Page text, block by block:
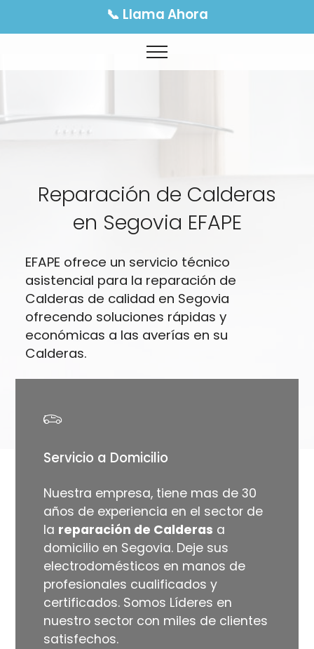
📞 Llama Ahora
Reparación de Calderas
en Segovia EFAPE
EFAPE ofrece un servicio técnico
asistencial para la reparación de
Calderas de calidad en Segovia
ofrecendo soluciones rápidas y
económicas a las averías en su
Calderas.
Servicio a Domicilio
Nuestra empresa, tiene mas de 30
años de experiencia en el sector de
la reparación de Calderas a
domicilio en Segovia. Deje sus
electrodomésticos en manos de
profesionales cualificados y
certificados. Somos Líderes en
nuestro sector con miles de clientes
satisfechos.